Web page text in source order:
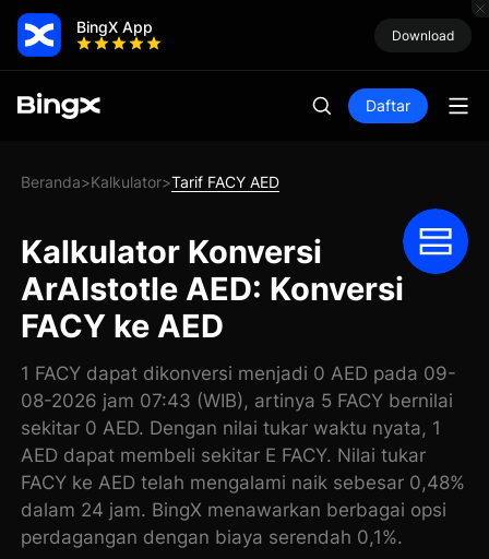
BingX App Download
Daftar
Beranda>Kalkulator>Tarif FACY AED
Kalkulator Konversi
ArAIstotle AED: Konversi
FACY ke AED
1 FACY dapat dikonversi menjadi 0 AED pada 09-
08-2026 jam 07:43 (WIB), artinya 5 FACY bernilai
sekitar 0 AED. Dengan nilai tukar waktu nyata, 1
AED dapat membeli sekitar E FACY. Nilai tukar
FACY ke AED telah mengalami naik sebesar 0,48%
dalam 24 jam. BingX menawarkan berbagai opsi
perdagangan dengan biaya serendah 0,1%.